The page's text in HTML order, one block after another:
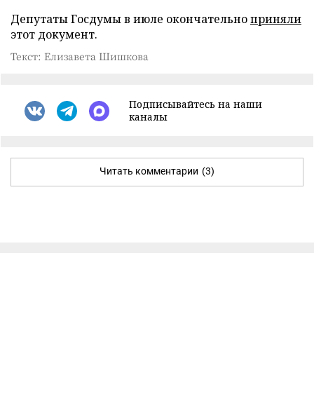
Депутаты Госдумы в июле окончательноприняли
этот документ.
Текст: Елизавета Шишкова
Подписывайтесь на наши
каналы
Читать комментарии (3)